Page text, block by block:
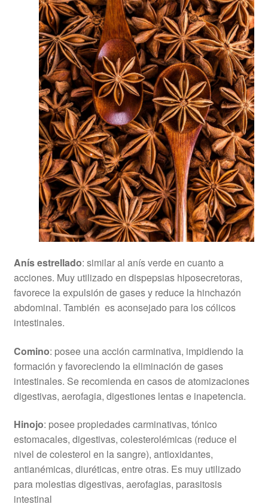
Anís estrellado: similar al anís verde en cuanto a
acciones. Muy utilizado en dispepsias hiposecretoras,
favorece la expulsión de gases y reduce la hinchazón
abdominal. También es aconsejado para los cólicos
intestinales.
Comino: posee una acción carminativa, impidiendo la
formación y favoreciendo la eliminación de gases
intestinales. Se recomienda en casos de atomizaciones
digestivas, aerofagia, digestiones lentas e inapetencia.
Hinojo: posee propiedades carminativas, tónico
estomacales, digestivas, colesterolémicas (reduce el
nivel de colesterol en la sangre), antioxidantes,
antianémicas, diuréticas, entre otras. Es muy utilizado
para molestias digestivas, aerofagias, parasitosis
intestinal